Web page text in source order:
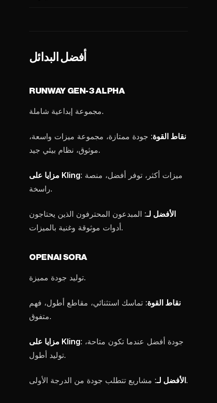
أفضل البدائل
RUNWAY GEN-3 ALPHA
مجموعة إبداعية شاملة.
نقاط القوة: جودة ممتازة، مجموعة ميزات واسعة،
موثوق، نظام بيئي جيد.
مزايا على Kling: ميزات أكثر، توفر أفضل، منصة
راسخة.
الأفضل لـ: المبدعون المحترفون الذين يحتاجون
أدوات موثوقة وغنية بالميزات.
OPENAI SORA
توليد جودة مميزة.
نقاط القوة: تماسك استثنائي، مقاطع أطول، فهم
متفوق.
مزايا على Kling: جودة أفضل عندما تكون متاحة،
توليد أطول.
الأفضل لـ: مشاريع تتطلب جودة من الدرجة الأولى.